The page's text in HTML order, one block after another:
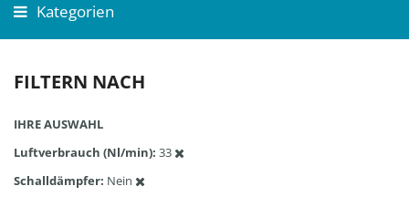
Kategorien
FILTERN NACH
IHRE AUSWAHL
Luftverbrauch (Nl/min) 33
Schalldämpfer Nein